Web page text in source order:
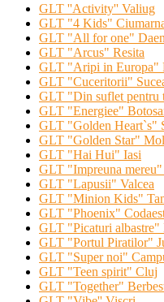
GLT ''Activity'' Valiug
GLT "4 Kids"
GLT "All for one"
GLT "Arcus" Resita
GLT "Aripi in Europa"
GLT "Cuceritorii"
GLT "Din suflet pentru
GLT "Energiee"
GLT "Golden Heart`s"
GLT "Golden Star"
GLT "Hai Hui" Iasi
GLT "Impreuna
GLT "Lapusii" Valcea
GLT "Minion Kids"
GLT "Phoenix"
GLT "Picaturi albastre"
GLT "Portul Piratilor"
GLT "Super noi"
GLT "Teen spirit" Cluj
GLT "Together"